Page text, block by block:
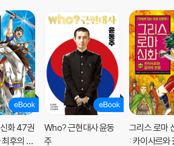
〈그램그램 영문법 원정대〉 시리즈 들이 있습니다.
습니다. 지금은 빈 스튜디오를 이끌고 있으며,
만화 백과 무척추동물』과 〈메이플스토리 영
루는 고전 작품을 소개해 오고 있으며, 지금은
고향』 『옛사람들의 세상 읽기 그리스 신화』
화 47권
후의 결
Who? 근현대사 윤동
주
그리스 로마
: 카이사르와